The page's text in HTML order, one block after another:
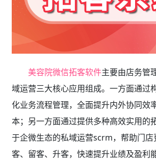
美容院微信拓客软件主要由店务管
域运营三大核心应用组成。一方面通过
化业务流程管理，全面提升内外协同效
本；另一方面通过提供多种高效实用的
于企微生态的私域运营scrm，帮助门店
客、留客、升客，快速提升业绩及盈利